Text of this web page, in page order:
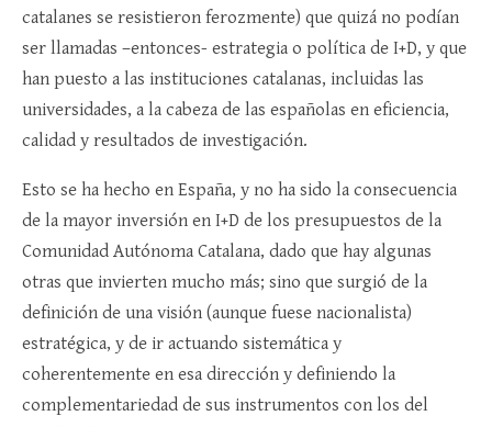
catalanes se resistieron ferozmente) que quizá no podían
ser llamadas –entonces- estrategia o política de I+D, y que
han puesto a las instituciones catalanas, incluidas las
universidades, a la cabeza de las españolas en eficiencia,
calidad y resultados de investigación.
Esto se ha hecho en España, y no ha sido la consecuencia
de la mayor inversión en I+D de los presupuestos de la
Comunidad Autónoma Catalana, dado que hay algunas
otras que invierten mucho más; sino que surgió de la
definición de una visión (aunque fuese nacionalista)
estratégica, y de ir actuando sistemática y
coherentemente en esa dirección y definiendo la
complementariedad de sus instrumentos con los del